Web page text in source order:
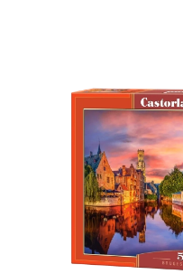
Previous